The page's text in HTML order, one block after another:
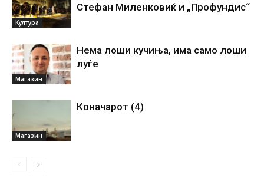
Култура
Стефан Миленковиќ и „Профундис“
Магазин
Нема лоши кучиња, има само лоши
луѓе
Магазин
Коначарот (4)